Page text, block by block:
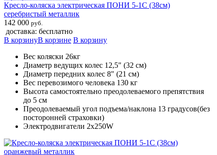
Кресло-коляска электрическая ПОНИ 5-1С (38см)
серебристый металлик
142 000 руб.
доставка: бесплатно
В корзинуВ корзине В корзину
Вес коляски 26кг
Диаметр ведущих колес 12,5" (32 см)
Диаметр передних колес 8" (21 см)
Вес перевозимого человека 130 кг
Высота самостоятельно преодолеваемого препятствия
до 5 см
Преодолеваемый угол подъема/наклона 13 градусов(без
посторонней страховки)
Электродвигатели 2х250W